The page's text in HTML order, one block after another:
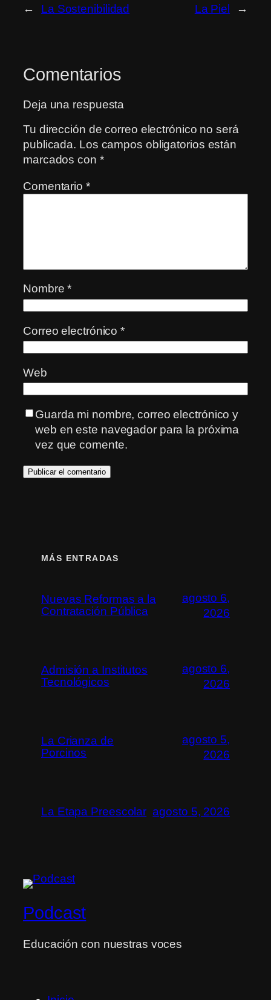
← La Sostenibilidad La Piel →
Comentarios
Deja una respuesta
Tu dirección de correo electrónico no será
publicada. Los campos obligatorios están
marcados con *
Comentario *
Nombre*
Correo electrónico*
Web
Guarda mi nombre, correo electrónico y
web en este navegador para la próxima
vez que comente.
MÁS ENTRADAS
Nuevas Reformas a la
Contratación Pública
agosto 6,
2026
Admisión a Institutos
Tecnológicos
agosto 6,
2026
La Crianza de
Porcinos
agosto 5,
2026
La Etapa Preescolar agosto 5, 2026
Podcast
Educación con nuestras voces